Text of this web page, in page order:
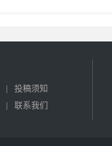
投稿须知
联系我们